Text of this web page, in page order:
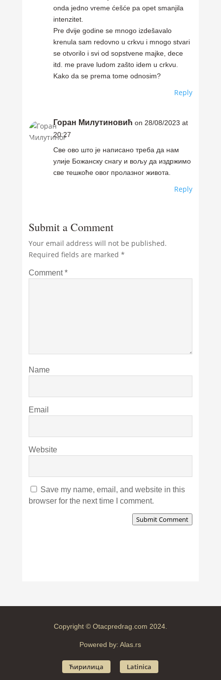
onda jedno vreme ćešće pa opet smanjila
intenzitet.
Pre dvije godine se mnogo izdešavalo
krenula sam redovno u crkvu i mnogo stvari
se otvorilo i svi od sopstvene majke, dece
itd. me prave ludom zašto idem u crkvu.
Kako da se prema tome odnosim?
Reply
Горан Милутиновић on 28/08/2023 at
20:27
Све ово што је написано треба да нам
улије Божанску снагу и вољу да издржимо
све тешкоће овог пролазног живота.
Reply
Submit a Comment
Your email address will not be published.
Required fields are marked*
Comment*
Name
Email
Website
Save my name, email, and website in this
browser for the next time I comment.
Submit Comment
Copyright © Otacpredrag.com 2024.
Powered by:Alas.rs
Ћирилица Latinica